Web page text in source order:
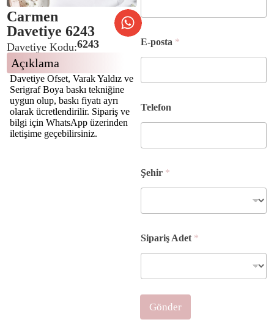
Carmen
Davetiye 6243
Davetiye Kodu:6243
Açıklama
Davetiye Ofset, Varak Yaldız ve
Serigraf Boya baskı tekniğine
uygun olup, baskı fiyatı ayrı
olarak ücretlendirilir. Sipariş ve
bilgi için WhatsApp üzerinden
iletişime geçebilirsiniz.
E-posta *
Telefon
Şehir *
e
l
n
d
Sipariş Adet *
Gönder